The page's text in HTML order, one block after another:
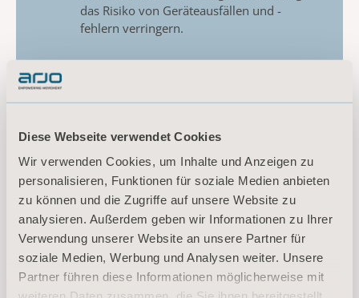
Diese Webseite verwendet Cookies
Wir verwenden Cookies, um Inhalte und Anzeigen zu
personalisieren, Funktionen für soziale Medien anbieten
zu können und die Zugriffe auf unsere Website zu
analysieren. Außerdem geben wir Informationen zu Ihrer
Verwendung unserer Website an unsere Partner für
soziale Medien, Werbung und Analysen weiter. Unsere
Partner führen diese Informationen möglicherweise mit
das Risiko von Geräteausfällen und -
fehlern verringern.
LESEN
Wartungsanfrage: Bitte füllen Sie
das nachstehende Formular aus